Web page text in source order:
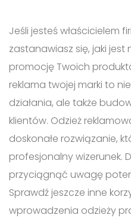
Jeśli jesteś właścicielem
zastanawiasz się, jaki
promocję Twoich
reklama twojej marki to
działania, ale także
klientów. Odzież
doskonałe rozwiązanie,
profesjonalny wizerunek.
przyciągnąć uwagę
Sprawdź jeszcze inne
wprowadzenia odzieży